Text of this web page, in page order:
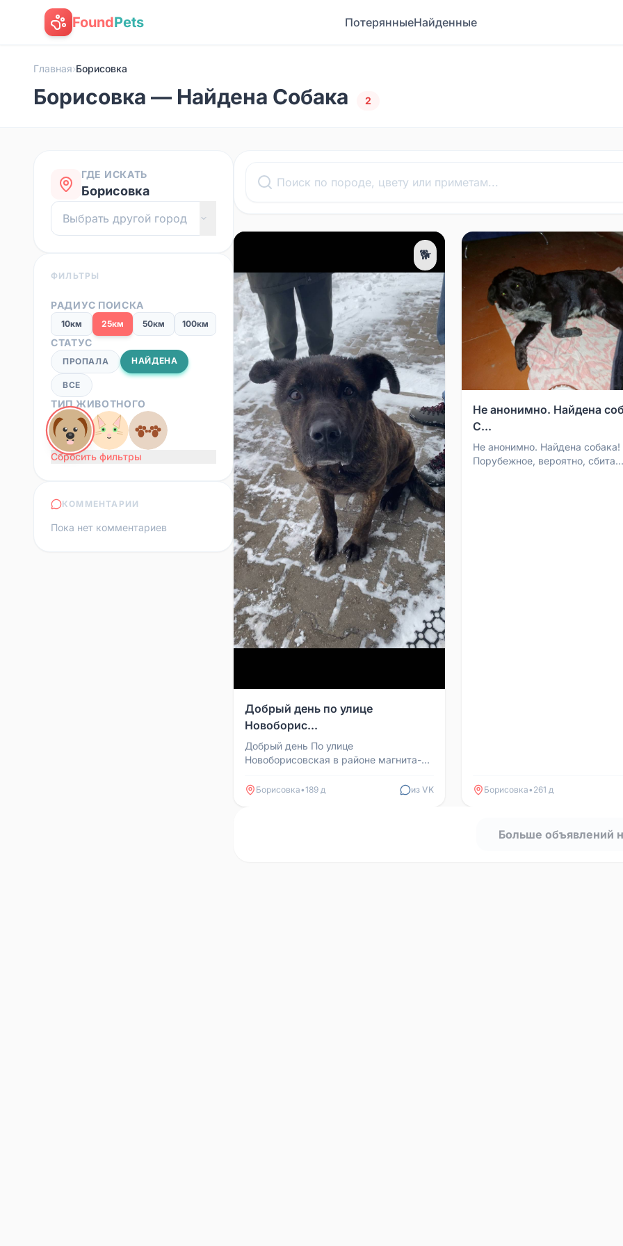
FoundPets ПотерянныеНайденные
Главная›Борисовка
Борисовка — Найдена Собака 2
ГДЕ ИСКАТЬ
Борисовка
ФИЛЬТРЫ
РАДИУС ПОИСКА
10км 25км 50км 100км
СТАТУС
ПРОПАЛА НАЙДЕНА
ВСЕ
ТИП ЖИВОТНОГО
Сбросить фильтры
КОММЕНТАРИИ
Пока нет комментариев
🐕
Добрый день по улице
Новоборис...
Добрый день По улице
Новоборисовская в районе магнита-
собака, девочка Очень умная и добр...
Борисовка•189 д из VK
Не анонимно. Найдена
С...
Не анонимно. Найдена собака! С/н
Порубежное, вероятно, сбита
Борисовка• 261 д
Больше объявлений